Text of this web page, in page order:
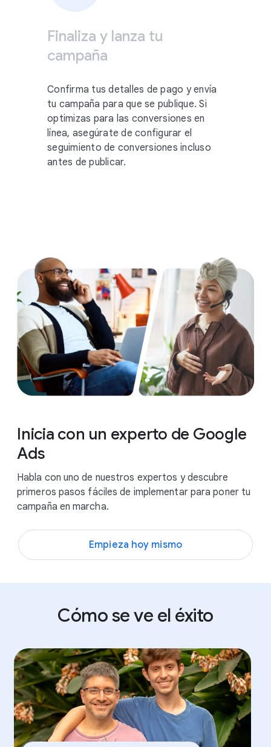
Finaliza y lanza tu
campaña
Confirma tus detalles de pago y envía
tu campaña para que se publique. Si
optimizas para las conversiones en
línea, asegúrate de configurar el
seguimiento de conversiones incluso
antes de publicar.
Inicia con un experto de Google
Ads
Habla con uno de nuestros expertos y descubre
primeros pasos fáciles de implementar para poner tu
campaña en marcha.
Empieza hoy mismo
Cómo se ve el éxito